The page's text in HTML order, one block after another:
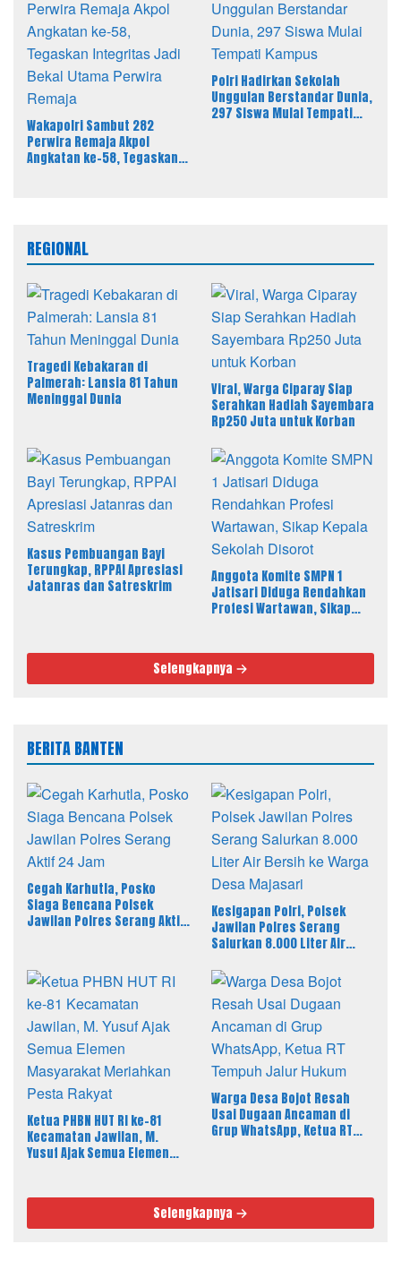
Wakapolri Sambut 282
Perwira Remaja Akpol
Angkatan ke-58, Tegaskan
Polri Hadirkan Sekolah
Unggulan Berstandar Dunia,
297 Siswa Mulai Tempati
REGIONAL
Tragedi Kebakaran di
Palmerah: Lansia 81 Tahun
Meninggal Dunia
Viral, Warga Ciparay Siap
Serahkan Hadiah Sayembara
Rp250 Juta untuk Korban
Kasus Pembuangan Bayi
Terungkap, RPPAI Apresiasi
Jatanras dan Satreskrim
Anggota Komite SMPN 1
Jatisari Diduga Rendahkan
Profesi Wartawan, Sikap
Selengkapnya
BERITA BANTEN
Cegah Karhutla, Posko
Siaga Bencana Polsek
Jawilan Polres Serang Aktif
Kesigapan Polri, Polsek
Jawilan Polres Serang
Salurkan 8.000 Liter Air
Majasari
Ketua PHBN HUT RI ke-81
Kecamatan Jawilan, M.
Yusuf Ajak Semua Elemen
Warga Desa Bojot Resah
Usai Dugaan Ancaman di
Grup WhatsApp, Ketua RT
Selengkapnya